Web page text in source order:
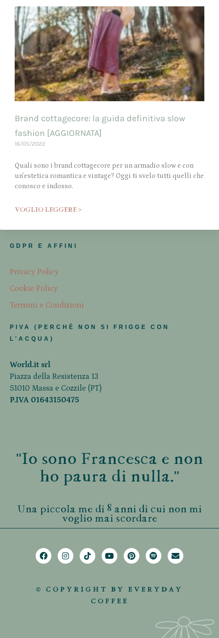
Brand cottagecore: la guida definitiva slow
fashion [AGGIORNATA]
16/05/2022
Quali sono i brand cottagecore per un armadio slow e con
un’estetica romantica e vintage? Oggi ti svelo tutti quelli che
conosco e indosso.
VOGLIO LEGGERE >
GDPR E AFFINI
Privacy Policy
Cookie Policy
Termini e Condizioni
PIVA (PERCHÈ NON SI FRIGGE CON
L'ACQUA)
World.it srl
Piazza della Resistenza 13
51010 Massa e Cozzile (PT)
P.IVA 01643150475
"Io sono Francesca e non
ho paura di nulla."
Una piccola me di 8 anni di cui non mi
voglio mai scordare
© COPYRIGHT BY EVERYDAY
COFFEE